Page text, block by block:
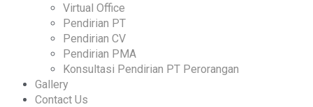
Virtual Office
Pendirian PT
Pendirian CV
Pendirian PMA
Konsultasi Pendirian PT Perorangan
Gallery
Contact Us